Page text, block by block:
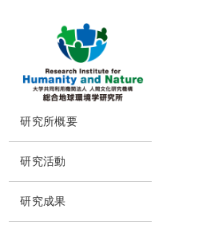
研究所概要
運営体制・方針
社会連携
研究活動
研究成果